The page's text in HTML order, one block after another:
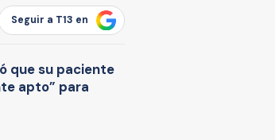
Seguir a T13 en
que su paciente
apto” para